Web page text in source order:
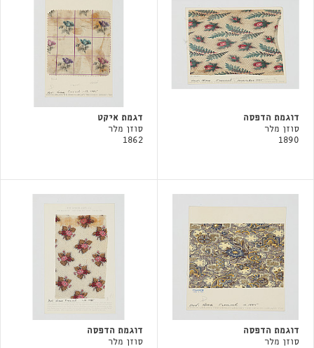
דוגמת הדפסה
סוזן מלר
1890
דגמת איקט
סוזן מלר
1862
דוגמת הדפסה
סוזן מלר
דוגמת הדפסה
סוזן מלר